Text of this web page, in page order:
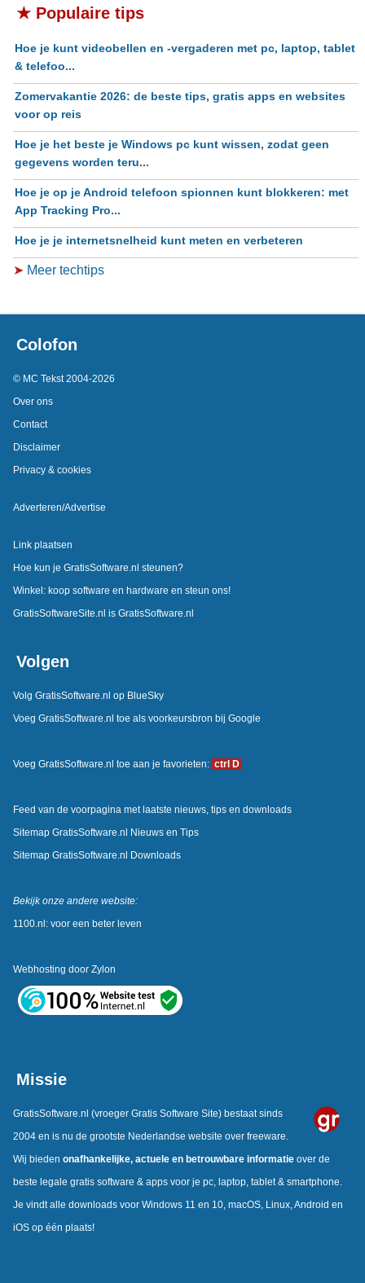
★ Populaire tips
Hoe je kunt videobellen en -vergaderen met pc, laptop, tablet
& telefoo...
Zomervakantie 2026: de beste tips, gratis apps en websites
voor op reis
Hoe je het beste je Windows pc kunt wissen, zodat geen
gegevens worden teru...
Hoe je op je Android telefoon spionnen kunt blokkeren: met
App Tracking Pro...
Hoe je je internetsnelheid kunt meten en verbeteren
➤ Meer techtips
Colofon
© MC Tekst 2004-2026
Over ons
Contact
Disclaimer
Privacy & cookies
Adverteren/Advertise
Link plaatsen
Hoe kun je GratisSoftware.nl steunen?
Winkel: koop software en hardware en steun ons!
GratisSoftwareSite.nl is GratisSoftware.nl
Volgen
Volg GratisSoftware.nl op BlueSky
Voeg GratisSoftware.nl toe als voorkeursbron bij Google
Voeg GratisSoftware.nl toe aan je favorieten: ctrl D
Feed van de voorpagina met laatste nieuws, tips en downloads
Sitemap GratisSoftware.nl Nieuws en Tips
Sitemap GratisSoftware.nl Downloads
Bekijk onze andere website:
1100.nl: voor een beter leven
Webhosting door Zylon
Missie
GratisSoftware.nl (vroeger Gratis Software Site) bestaat sinds
2004 en is nu de grootste Nederlandse website over freeware.
Wij bieden onafhankelijke, actuele en betrouwbare informatieover de
beste legale gratis software & apps voor je pc, laptop, tablet & smartphone.
Je vindt alle downloads voor Windows 11 en 10, macOS, Linux, Android en
iOS op één plaats!